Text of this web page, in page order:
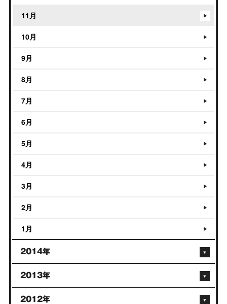
11月
10月
9月
8月
7月
6月
5月
4月
3月
2月
1月
2014年
2013年
2012年